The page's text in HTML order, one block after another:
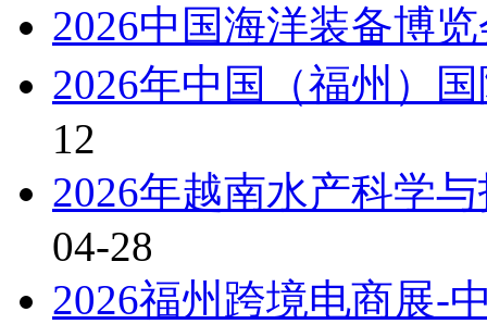
2026中国海洋装备博
2026年中国（福州）
12
2026年越南水产科学
04-28
2026福州跨境电商展-